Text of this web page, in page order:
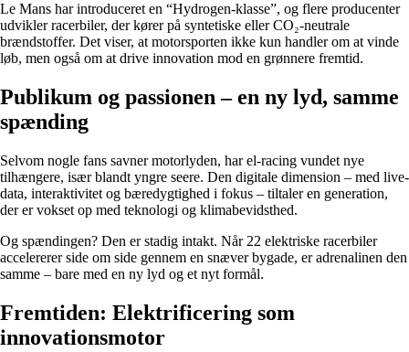
Le Mans har introduceret en “Hydrogen-klasse”, og flere producenter
udvikler racerbiler, der kører på syntetiske eller CO₂-neutrale
brændstoffer. Det viser, at motorsporten ikke kun handler om at vinde
løb, men også om at drive innovation mod en grønnere fremtid.
Publikum og passionen – en ny lyd, samme
spænding
Selvom nogle fans savner motorlyden, har el-racing vundet nye
tilhængere, især blandt yngre seere. Den digitale dimension – med live-
data, interaktivitet og bæredygtighed i fokus – tiltaler en generation,
der er vokset op med teknologi og klimabevidsthed.
Og spændingen? Den er stadig intakt. Når 22 elektriske racerbiler
accelererer side om side gennem en snæver bygade, er adrenalinen den
samme – bare med en ny lyd og et nyt formål.
Fremtiden: Elektrificering som
innovationsmotor